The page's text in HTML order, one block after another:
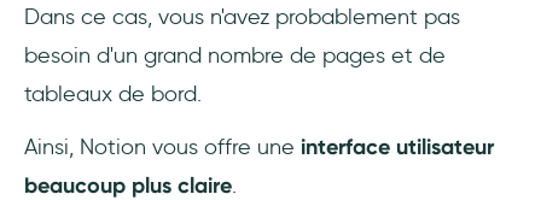
Dans ce cas, vous n'avez probablement pas
besoin d'un grand nombre de pages et de
tableaux de bord.
Ainsi, Notion vous offre une interface utilisateur
beaucoup plus claire.